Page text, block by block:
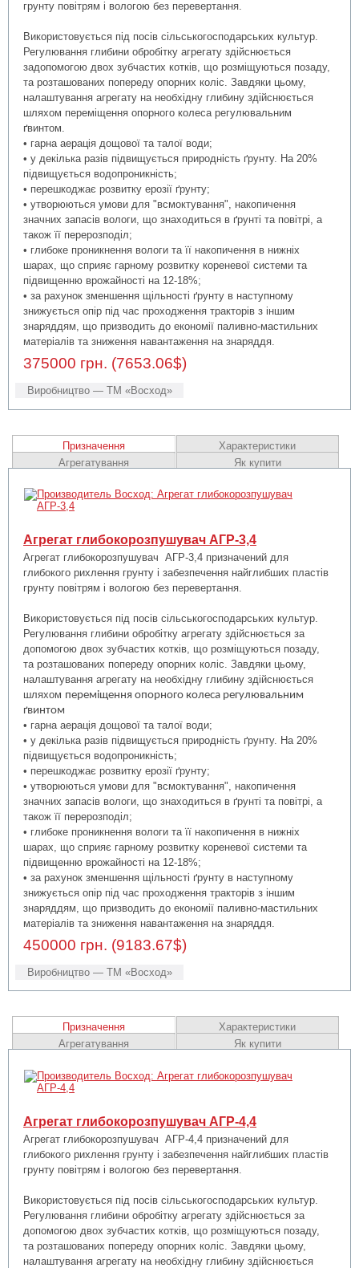
грунту повітрям і вологою без перевертання.
Використовується під посів сільськогосподарських культур.
Регулювання глибини обробітку агрегату здійснюється
задопомогою двох зубчастих котків, що розміщуються позаду,
та розташованих попереду опорних коліс. Завдяки цьому,
налаштування агрегату на необхідну глибину здійснюється
шляхом переміщення опорного колеса регулювальним
ґвинтом.
• гарна аерація дощової та талої води;
• у декілька разів підвищується природність ґрунту. На 20%
підвищується водопроникність;
• перешкоджає розвитку ерозії ґрунту;
• утворюються умови для "всмоктування", накопичення
значних запасів вологи, що знаходиться в ґрунті та повітрі, а
також її перерозподіл;
• глибоке проникнення вологи та її накопичення в нижніх
шарах, що сприяє гарному розвитку кореневої системи та
підвищенню врожайності на 12-18%;
• за рахунок зменшення щільності ґрунту в наступному
знижується опір під час проходження тракторів з іншим
знаряддям, що призводить до економії паливно-мастильних
матеріалів та зниження навантаження на знаряддя.
375000 грн. (7653.06$)
Виробництво — ТМ «Восход»
Призначення
Характеристики
Агрегатування
Як купити
Агрегат глибокорозпушувач АГР-3,4
Агрегат глибокорозпушувач АГР-3,4 призначений для
глибокого рихлення грунту і забезпечення найглибших пластів
грунту повітрям і вологою без перевертання.
Використовується під посів сільськогосподарських культур.
Регулювання глибини обробітку агрегату здійснюється за
допомогою двох зубчастих котків, що розміщуються позаду,
та розташованих попереду опорних коліс. Завдяки цьому,
налаштування агрегату на необхідну глибину здійснюється
шляхом переміщення опорного колеса регулювальним
ґвинтом
• гарна аерація дощової та талої води;
• у декілька разів підвищується природність ґрунту. На 20%
підвищується водопроникність;
• перешкоджає розвитку ерозії ґрунту;
• утворюються умови для "всмоктування", накопичення
значних запасів вологи, що знаходиться в ґрунті та повітрі, а
також її перерозподіл;
• глибоке проникнення вологи та її накопичення в нижніх
шарах, що сприяє гарному розвитку кореневої системи та
підвищенню врожайності на 12-18%;
• за рахунок зменшення щільності ґрунту в наступному
знижується опір під час проходження тракторів з іншим
знаряддям, що призводить до економії паливно-мастильних
матеріалів та зниження навантаження на знаряддя.
450000 грн. (9183.67$)
Виробництво — ТМ «Восход»
Призначення
Характеристики
Агрегатування
Як купити
Агрегат глибокорозпушувач АГР-4,4
Агрегат глибокорозпушувач АГР-4,4 призначений для
глибокого рихлення грунту і забезпечення найглибших пластів
грунту повітрям і вологою без перевертання.
Використовується під посів сільськогосподарських культур.
Регулювання глибини обробітку агрегату здійснюється за
допомогою двох зубчастих котків, що розміщуються позаду,
та розташованих попереду опорних коліс. Завдяки цьому,
налаштування агрегату на необхідну глибину здійснюється